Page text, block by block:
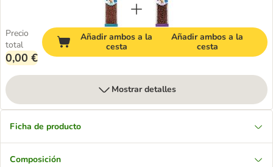
Precio
total
0,00 €
Añadir ambos a la
cesta
Añadir ambos a la
cesta
Mostrar detalles
Ficha de producto
Composición